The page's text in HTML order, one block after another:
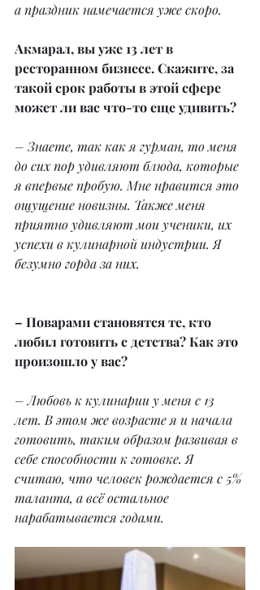
а праздник намечается уже скоро.
Акмарал, вы уже 13 лет в
ресторанном бизнесе. Скажите, за
такой срок работы в этой сфере
может ли вас что-то еще удивить?
– Знаете, так как я гурман, то меня
до сих пор удивляют блюда, которые
я впервые пробую. Мне нравится это
ощущение новизны. Также меня
приятно удивляют мои ученики, их
успехи в кулинарной индустрии. Я
безумно горда за них.
– Поварами становятся те, кто
любил готовить с детства? Как это
произошло у вас?
– Любовь к кулинарии у меня с 13
лет. В этом же возрасте я и начала
готовить, таким образом развивая в
себе способности к готовке. Я
считаю, что человек рождается с 5%
таланта, а всё остальное
нарабатывается годами.